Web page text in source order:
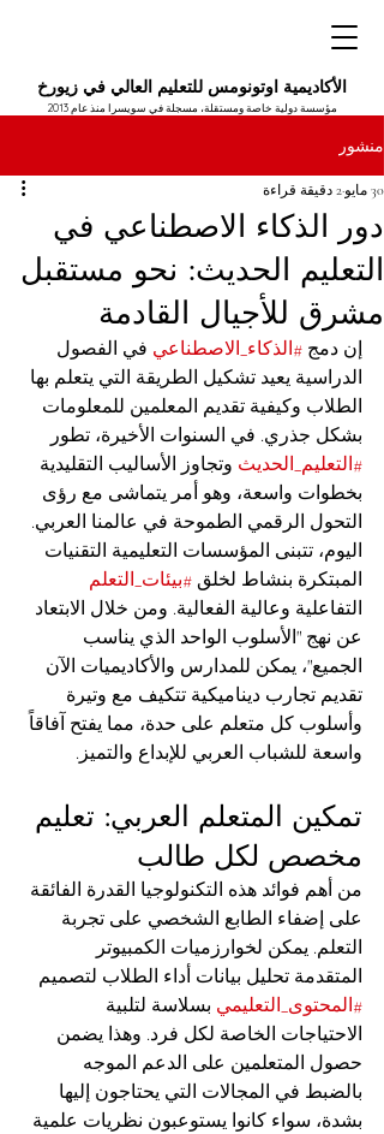
الأكاديمية اوتونومس للتعليم العالي في زيورخ
مؤسسة دولية خاصة ومستقلة، مسجلة في سويسرا منذ عام 2013
منشور
دور الذكاء الاصطناعي في
التعليم الحديث: نحو مستقبل
مشرق للأجيال القادمة
30 مايو 2 دقيقة قراءة
إن دمج #الذكاء_الاصطناعي في الفصول
الدراسية يعيد تشكيل الطريقة التي يتعلم بها
الطلاب وكيفية تقديم المعلمين للمعلومات
بشكل جذري. في السنوات الأخيرة، تطور
#التعليم_الحديث وتجاوز الأساليب التقليدية
بخطوات واسعة، وهو أمر يتماشى مع رؤى
التحول الرقمي الطموحة في عالمنا العربي.
اليوم، تتبنى المؤسسات التعليمية التقنيات
المبتكرة بنشاط لخلق #بيئات_التعلم
التفاعلية وعالية الفعالية. ومن خلال الابتعاد
عن نهج "الأسلوب الواحد الذي يناسب
الجميع"، يمكن للمدارس والأكاديميات الآن
تقديم تجارب ديناميكية تتكيف مع وتيرة
وأسلوب كل متعلم على حدة، مما يفتح آفاقاً
واسعة للشباب العربي للإبداع والتميز.
تمكين المتعلم العربي: تعليم
مخصص لكل طالب
من أهم فوائد هذه التكنولوجيا القدرة الفائقة
على إضفاء الطابع الشخصي على تجربة
التعلم. يمكن لخوارزميات الكمبيوتر
المتقدمة تحليل بيانات أداء الطلاب لتصميم
#المحتوى_التعليمي بسلاسة لتلبية
الاحتياجات الخاصة لكل فرد. وهذا يضمن
حصول المتعلمين على الدعم الموجه
بالضبط في المجالات التي يحتاجون إليها
بشدة، سواء كانوا يستوعبون نظريات علمية